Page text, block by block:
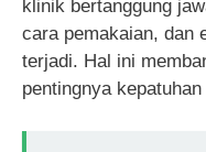
klinik bertanggung
cara pemakaian, dan
terjadi. Hal ini
pentingnya